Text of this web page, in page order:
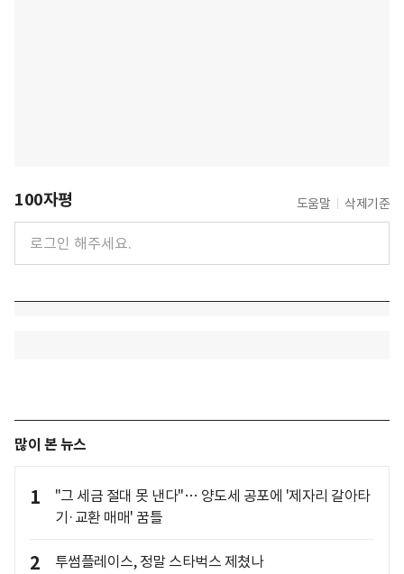
100자평 도움말 삭제기준
많이 본 뉴스
1
"그 세금 절대 못 낸다"… 양도세 공포에 '제자리 갈아타
기·교환 매매' 꿈틀
2 투썸플레이스, 정말 스타벅스 제쳤나